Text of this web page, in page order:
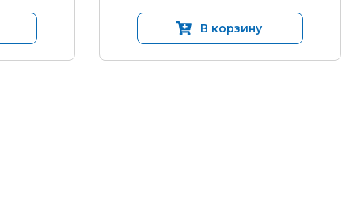
В корзину